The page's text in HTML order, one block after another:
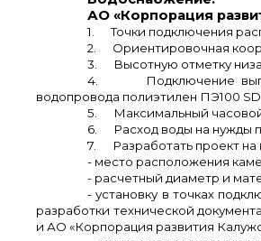
АО «Корпорация
1.
Точки подключения
2.
Ориентировочная
3.
Высотную отметку
4.
Подключение
водопровода полиэтилен ПЭ100
5.
Максимальный
6.
Расход воды на нужды
7.
Разработать проект
- место расположения
- расчетный диаметр и
- установку в точках
разработки технической
и АО «Корпорация развития